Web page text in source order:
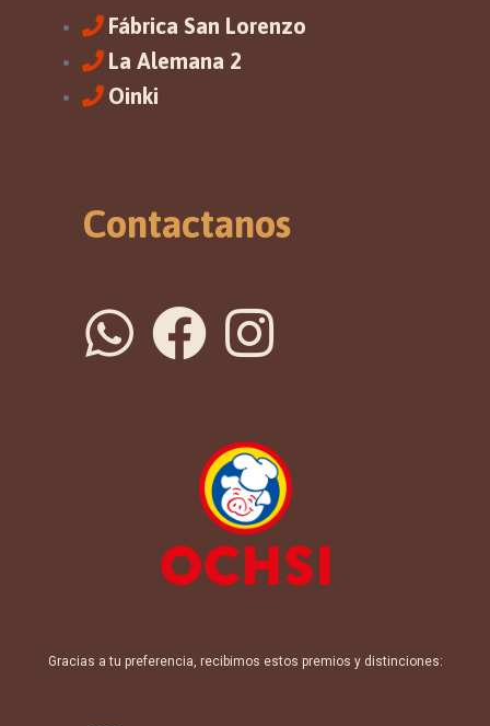
Fábrica San Lorenzo
La Alemana 2
Oinki
Contactanos
Gracias a tu preferencia, recibimos estos premios y distinciones: